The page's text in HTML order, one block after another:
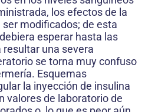
los efectos de la
modificados; de esta
esperar hasta las
resultar una severa
se torna muy confuso
Esquemas
la inyección de insulina
valores de laboratorio de